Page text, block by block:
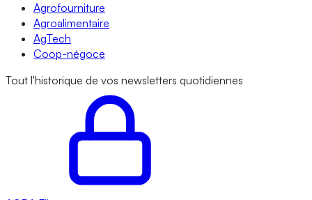
Agrofourniture
Agroalimentaire
AgTech
Coop-négoce
Tout l'historique de vos newsletters quotidiennes